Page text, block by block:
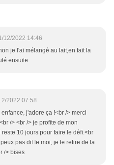
12/2022 14:46
je l'ai mélangé au lait,en fait la
ensuite.
2022 07:58
j'adore ça !<br /> merci
/> <br /> je profite de mon
10 jours pour faire le défi.<br
pas dit le moi, je te retire de la
/> bises